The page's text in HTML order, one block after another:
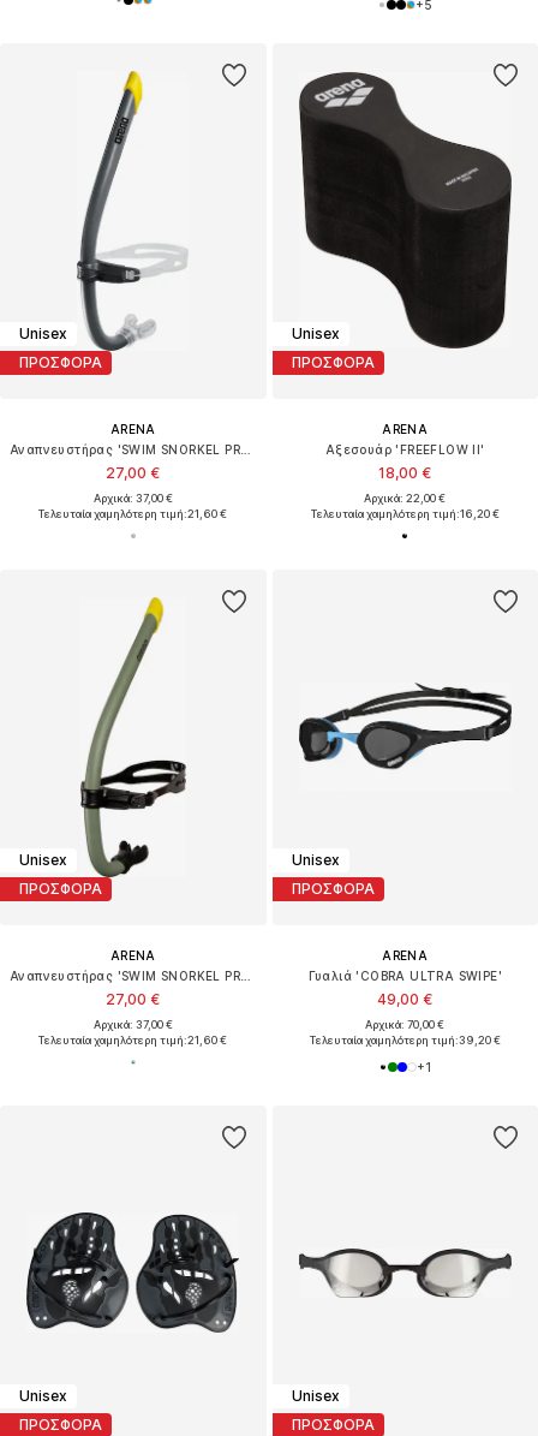
+5
Unisex
ΠΡΟΣΦΟΡΑ
ARENA
27,00 €
Αρχικά: 37,00 €
Τελευταία χαμηλότερη τιμή:21,60 €
Unisex
ΠΡΟΣΦΟΡΑ
ARENA
Αξεσουάρ 'FREEFLOW II'
18,00 €
Αρχικά: 22,00 €
Τελευταία χαμηλότερη τιμή:16,20 €
Unisex
ΠΡΟΣΦΟΡΑ
ARENA
27,00 €
Αρχικά: 37,00 €
Τελευταία χαμηλότερη τιμή:21,60 €
Unisex
ΠΡΟΣΦΟΡΑ
ARENA
Γυαλιά 'COBRA ULTRA SWIPE'
49,00 €
Αρχικά: 70,00 €
Τελευταία χαμηλότερη τιμή:39,20 €
+1
Unisex
ΠΡΟΣΦΟΡΑ
Unisex
ΠΡΟΣΦΟΡΑ